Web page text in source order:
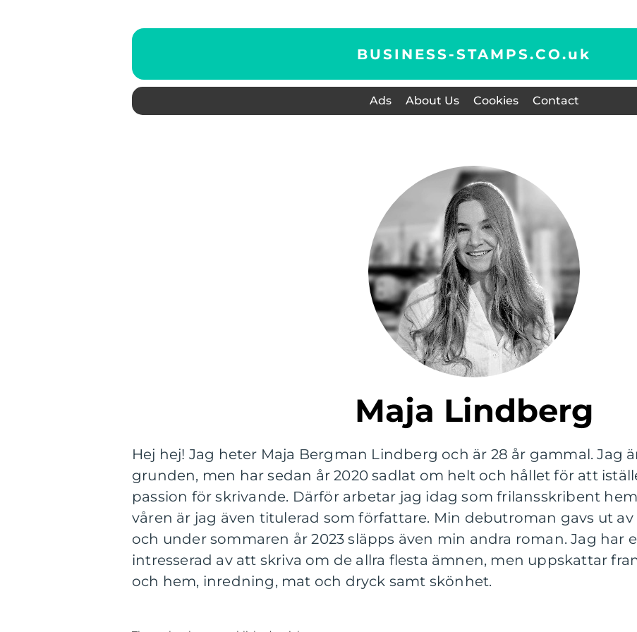
BUSINESS-STAMPS.CO.uk
Ads About Us Cookies Contact
Maja Lindberg
Hej hej! Jag heter Maja Bergman Lindberg och är 28 år gammal. Jag
grunden, men har sedan år 2020 sadlat om helt och hållet för att
passion för skrivande. Därför arbetar jag idag som frilansskribent
våren är jag även titulerad som författare. Min debutroman gavs ut av
och under sommaren år 2023 släpps även min andra roman. Jag har
intresserad av att skriva om de allra flesta ämnen, men uppskattar
och hem, inredning, mat och dryck samt skönhet.